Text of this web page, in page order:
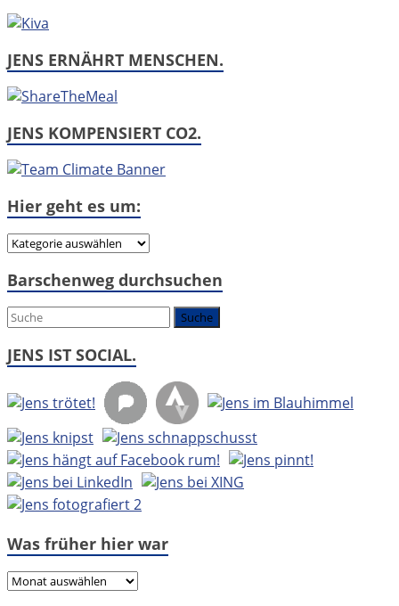
JENS ERNÄHRT MENSCHEN.
JENS KOMPENSIERT CO2.
Hier geht es um:
Hier
es
Barschenweg durchsuchen
JENS IST SOCIAL.
Was früher hier war
Was